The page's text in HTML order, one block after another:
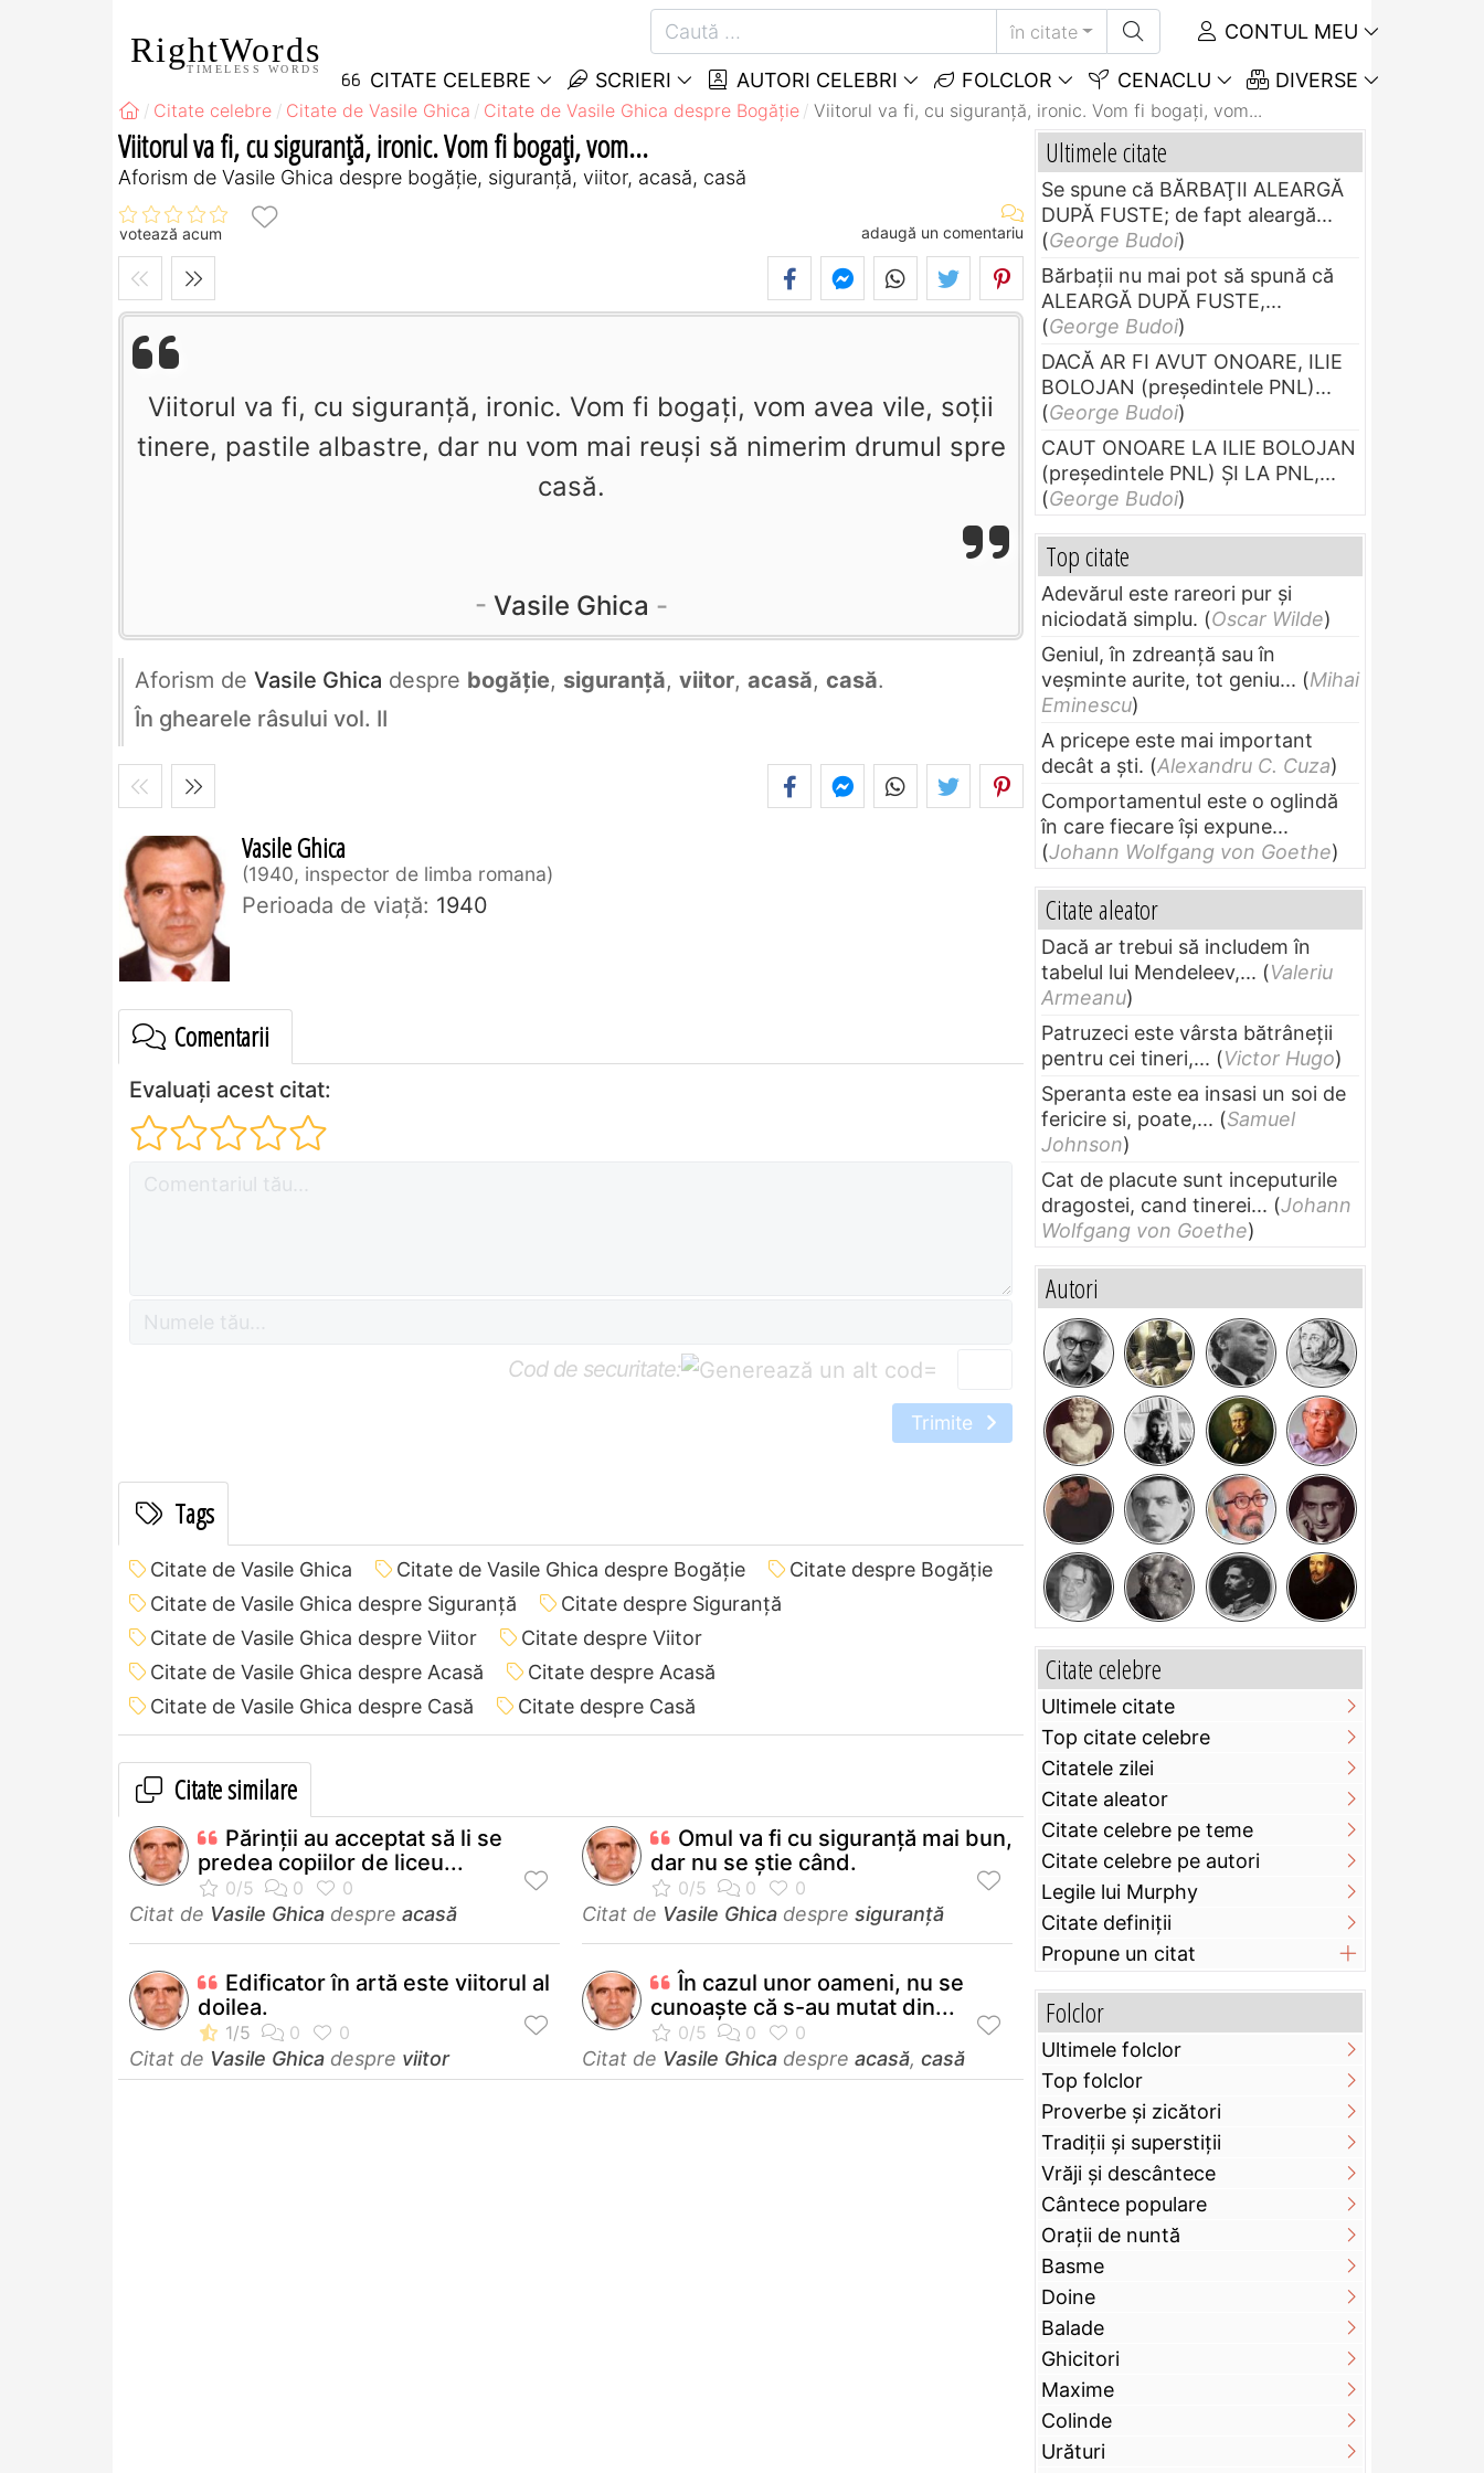
RightWords
TIMELESS WORDS
în citate CONTUL MEU
CITATE CELEBRE SCRIERI AUTORI CELEBRI FOLCLOR CENACLU DIVERSE
Citate celebre Citate de Vasile Ghica Citate de Vasile Ghica despre Bogăție Viitorul va fi, cu siguranţă, ironic. Vom fi bogaţi, vom...
Viitorul va fi, cu siguranţă, ironic. Vom fi bogaţi, vom...
Aforism de Vasile Ghica despre bogăție, siguranță, viitor, acasă, casă
votează acum adaugă un comentariu
Viitorul va fi, cu siguranţă, ironic. Vom fi bogaţi, vom avea vile, soţii
tinere, pastile albastre, dar nu vom mai reuşi să nimerim drumul spre
casă.
Vasile Ghica
Aforism de Vasile Ghica despre bogăție, siguranță, viitor, acasă, casă.
În ghearele râsului vol. II
Vasile Ghica
1940, inspector de limba romana
Perioada de viaţă: 1940
Comentarii
Evaluați acest citat:
Cod de securitate: =
Trimite
Tags
Citate de Vasile Ghica Citate de Vasile Ghica despre Bogăție
Citate despre Bogăție
Citate de Vasile Ghica despre Siguranță
Citate despre Siguranță
Citate de Vasile Ghica despre Viitor
Citate despre Viitor
Citate de Vasile Ghica despre Acasă
Citate despre Acasă
Citate de Vasile Ghica despre Casă
Citate despre Casă
Citate similare
Părinţii au acceptat să li se
predea copiilor de liceu...
Citat de Vasile Ghica despre acasă
Omul va fi cu siguranță mai bun,
dar nu se știe când.
Citat de Vasile Ghica despre siguranță
Edificator în artă este viitorul al
doilea.
Citat de Vasile Ghica despre viitor
În cazul unor oameni, nu se
cunoaşte că s-au mutat din...
Citat de Vasile Ghica despre acasă, casă
Ultimele citate
Se spune că BĂRBAŢII ALEARGĂ
DUPĂ FUSTE; de fapt aleargă...
(George Budoi)
Bărbaţii nu mai pot să spună că
ALEARGĂ DUPĂ FUSTE,...
(George Budoi)
DACĂ AR FI AVUT ONOARE, ILIE
BOLOJAN (preşedintele PNL)...
(George Budoi)
CAUT ONOARE LA ILIE BOLOJAN
(preşedintele PNL) ŞI LA PNL,...
(George Budoi)
Top citate
Adevărul este rareori pur și
niciodată simplu. (Oscar Wilde)
Geniul, în zdreanţă sau în
veşminte aurite, tot geniu... (Mihai
Eminescu)
A pricepe este mai important
decât a ști. (Alexandru C. Cuza)
Comportamentul este o oglindă
în care fiecare își expune...
(Johann Wolfgang von Goethe)
Citate aleator
Dacă ar trebui să includem în
tabelul lui Mendeleev,... (Valeriu
Armeanu)
Patruzeci este vârsta bătrâneții
pentru cei tineri,... (Victor Hugo)
Speranta este ea insasi un soi de
fericire si, poate,... (Samuel
Johnson)
Cat de placute sunt inceputurile
dragostei, cand tinerei... (Johann
Wolfgang von Goethe)
Autori
Citate celebre
Ultimele citate
Top citate celebre
Citatele zilei
Citate aleator
Citate celebre pe teme
Citate celebre pe autori
Legile lui Murphy
Citate definiţii
Propune un citat
Folclor
Ultimele folclor
Top folclor
Proverbe și zicători
Tradiții și superstiții
Vrăji și descântece
Cântece populare
Orații de nuntă
Basme
Doine
Balade
Ghicitori
Maxime
Colinde
Urături